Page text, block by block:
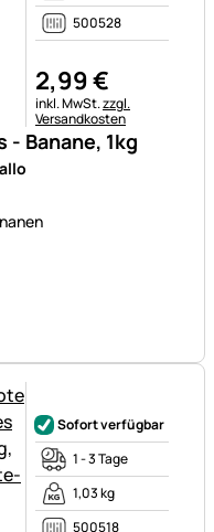
Banane, 1kg
500528
2,99€
Steuerhinweis:
inkl. MwSt.zzgl.
Versandkosten
Sofort verfügbar
1 - 3 Tage
1,03 kg
500518